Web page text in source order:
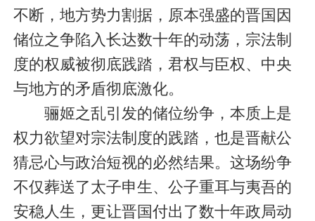
不断，地方势力割据，原本强盛的晋国因
储位之争陷入长达数十年的动荡，宗法制
度的权威被彻底践踏，君权与臣权、中央
与地方的矛盾彻底激化。
骊姬之乱引发的储位纷争，本质上是
权力欲望对宗法制度的践踏，也是晋献公
猜忌心与政治短视的必然结果。这场纷争
不仅葬送了太子申生、公子重耳与夷吾的
安稳人生，更让晋国付出了数十年政局动